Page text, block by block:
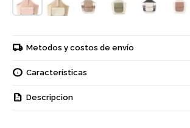
Metodos y costos de envío
Características
Descripcion